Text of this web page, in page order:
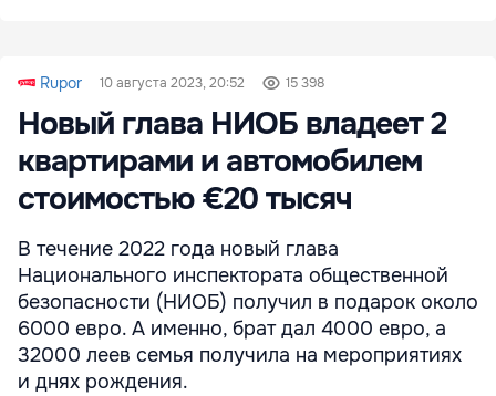
Rupor 10 августа 2023, 20:52 15 398
Новый глава НИОБ владеет 2
квартирами и автомобилем
стоимостью €20 тысяч
В течение 2022 года новый глава
Национального инспектората общественной
безопасности (НИОБ) получил в подарок около
6000 евро. А именно, брат дал 4000 евро, а
32000 леев семья получила на мероприятиях
и днях рождения.